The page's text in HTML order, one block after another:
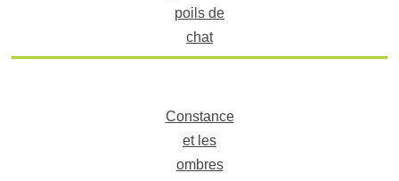
poils de
chat
Constance
et les
ombres